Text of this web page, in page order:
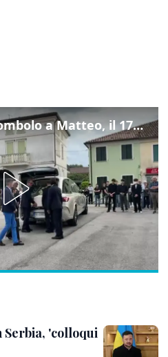
L'ultimo saluto di Tombolo a Matteo, il 17enne morto di tumore. Il video
Serbia, 'colloqui